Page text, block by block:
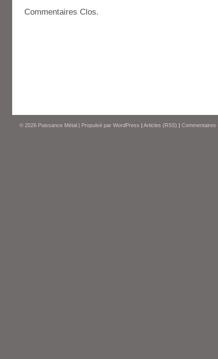
Commentaires Clos.
© 2026 Puissance Métal | Propulsé par WordPress | Articles (RSS) | Commentaires